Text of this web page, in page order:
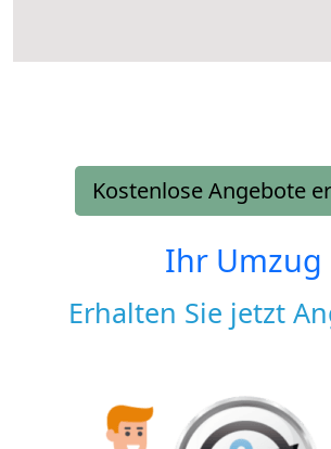
Kostenlose Angebote
Ihr Umzug
Erhalten Sie jetzt